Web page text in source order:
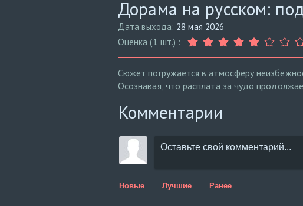
Дорама на русском:
Дата выхода: 28 мая 2026
Оценка (1 шт.) :
Сюжет погружается в атмосферу
Осознавая, что расплата за чудо
Комментарии
Новые Лучшие Ранее